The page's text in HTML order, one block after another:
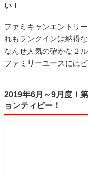
い！
ファミキャンエントリ
れもランクインは納得な
なんせ人気の確かな２ル
ファミリーユースには
2019年6月～9月度！
ョンティピー！